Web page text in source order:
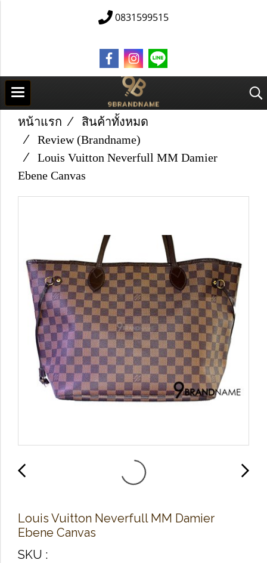
0831599515
หน้าแรก
สินค้าทั้งหมด
Review (Brandname)
Louis Vuitton Neverfull MM Damier
Ebene Canvas
Louis Vuitton Neverfull MM Damier
Ebene Canvas
SKU :